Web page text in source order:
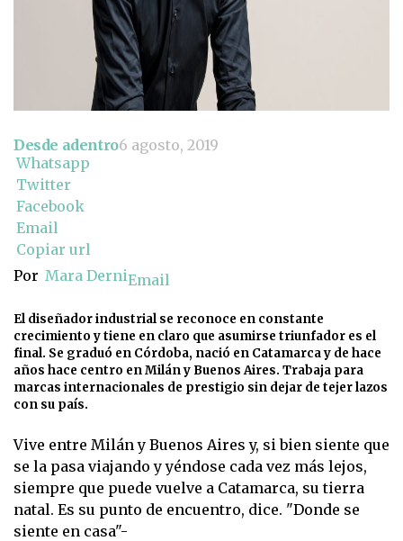
Desde adentro6 agosto, 2019
Whatsapp
Twitter
Facebook
Email
Copiar url
Por Mara DerniEmail
El diseñador industrial se reconoce en constante
crecimiento y tiene en claro que asumirse triunfador es el
final. Se graduó en Córdoba, nació en Catamarca y de hace
años hace centro en Milán y Buenos Aires. Trabaja para
marcas internacionales de prestigio sin dejar de tejer lazos
con su país.
Vive entre Milán y Buenos Aires y, si bien siente que
se la pasa viajando y yéndose cada vez más lejos,
siempre que puede vuelve a Catamarca, su tierra
natal. Es su punto de encuentro, dice. "Donde se
siente en casa"-